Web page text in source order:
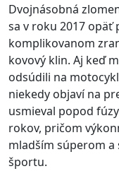
Dvojnásobná
sa v roku 2017 opäť
komplikovanom
kovový klin. Aj keď
odsúdili na
niekedy objaví na
usmieval popod
rokov, pričom
mladším súperom
športu.